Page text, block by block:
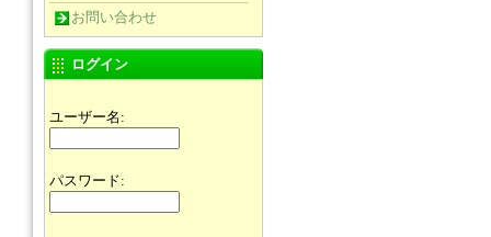
お問い合わせ
ログイン
ユーザー名:
パスワード: